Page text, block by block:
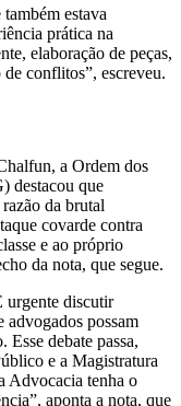
estava
prática na
elaboração de peças,
conflitos”, escreveu.
a Ordem dos
destacou que
da brutal
covarde contra
e ao próprio
da nota, que segue.
urgente discutir
advogados possam
Esse debate passa,
e a Magistratura
Advocacia tenha o
aponta a nota, que